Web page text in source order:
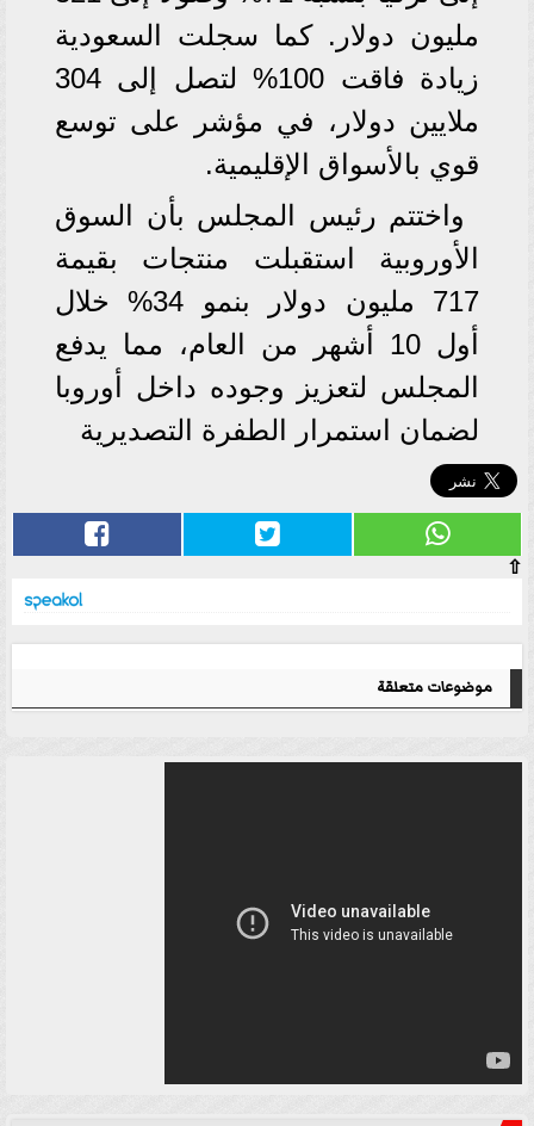
مليون دولار. كما سجلت السعودية
زيادة فاقت 100% لتصل إلى 304
ملايين دولار، في مؤشر على توسع
قوي بالأسواق الإقليمية.
واختتم رئيس المجلس بأن السوق
الأوروبية استقبلت منتجات بقيمة
717 مليون دولار بنمو 34% خلال
أول 10 أشهر من العام، مما يدفع
المجلس لتعزيز وجوده داخل أوروبا
لضمان استمرار الطفرة التصديرية
⇧
موضوعات متعلقة